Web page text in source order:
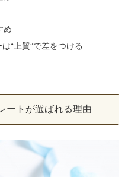
め
“上質”で差をつける
ートが選ばれる理由